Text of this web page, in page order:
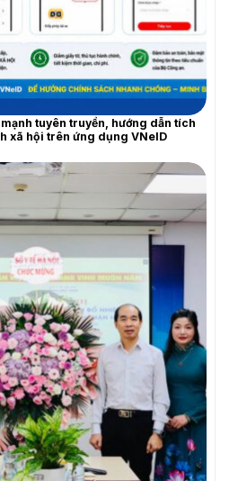
tuyên truyền, hướng dẫn tích
xã hội trên ứng dụng VNeID